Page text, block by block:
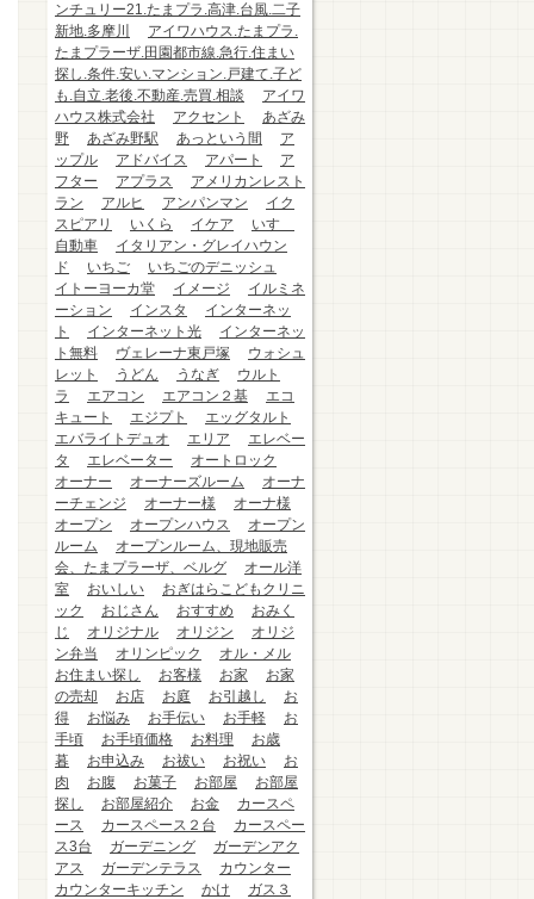
ンチュリー21.たまプラ.高津.台風.二子
新地.多摩川
アイワハウス.たまプラ.
たまプラーザ.田園都市線.急行.住まい
探し.条件.安い.マンション.戸建て.子ど
も.自立.老後.不動産.売買.相談
アイワ
ハウス株式会社
アクセント
あざみ
野
あざみ野駅 あっという間
ア
ップル
アドバイス アパート
ア
フター
アプラス
アメリカンレスト
ラン
アルヒ アンパンマン
イク
スピアリ
いくら イケア
いすゞ
自動車
イタリアン・グレイハウン
ド
いちご
いちごのデニッシュ
イトーヨーカ堂
イメージ
イルミネ
ーション
インスタ
インターネッ
ト
インターネット光
インターネッ
ト無料
ヴェレーナ東戸塚
ウォシュ
レット
うどん うなぎ
ウルト
ラ
エアコン エアコン２基
エコ
キュート
エジプト
エッグタルト
エバライトデュオ
エリア
エレベー
タ
エレベーター
オートロック
オーナー
オーナーズルーム
オーナ
ーチェンジ
オーナー様
オーナ様
オープン
オープンハウス
オープン
ルーム
オープンルーム、現地販売
会、たまプラーザ、ベルグ
オール洋
室
おいしい
おぎはらこどもクリニ
ック
おじさん おすすめ
おみく
じ
オリジナル オリジン
オリジ
ン弁当
オリンピック
オル・メル
お住まい探し
お客様 お家
お家
の売却
お店 お庭 お引越し
お
得
お悩み お手伝い お手軽
お
手頃
お手頃価格 お料理
お歳
暮
お申込み お祓い お祝い
お
肉
お腹 お菓子 お部屋
お部屋
探し
お部屋紹介 お金
カースペ
ース
カースペース２台
カースペー
ス3台
ガーデニング
ガーデンアク
アス
ガーデンテラス
カウンター
カウンターキッチン
かけ
ガス３